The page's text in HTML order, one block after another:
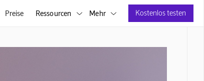
Preise Ressourcen  Mehr  Kostenlos testen